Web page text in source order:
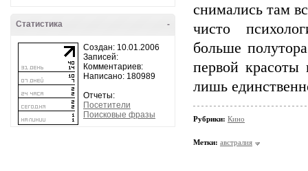
-
Статистика
Создан: 10.01.2006
Записей:
Комментариев:
Написано: 180989
Отчеты:
Посетители
Поисковые фразы
снимались там
чисто
больше
первой
лишь
Рубрики: Кино
Метки: австралия